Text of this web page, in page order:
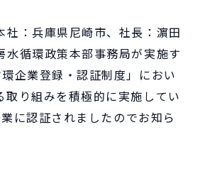
社：兵庫県尼崎市、社長：濵田
水循環政策本部事務局が実施す
企業登録・認証制度」におい
取り組みを積極的に実施してい
に認証されましたのでお知ら